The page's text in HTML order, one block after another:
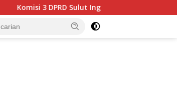
Sulut Ingatkan Dinas PUPR Prioritaskan